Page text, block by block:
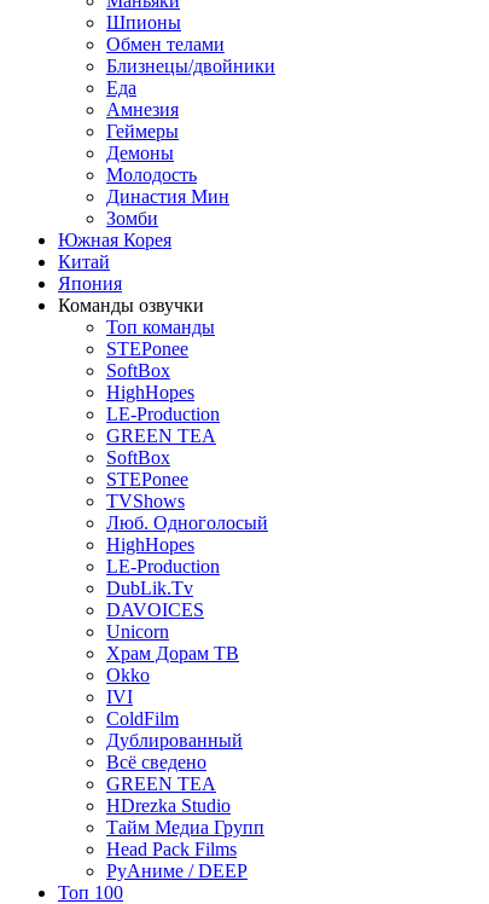
Шпионы
Обмен телами
Близнецы/двойники
Еда
Амнезия
Геймеры
Демоны
Молодость
Династия Мин
Зомби
Южная Корея
Китай
Япония
Команды озвучки
Топ команды
STEPonee
SoftBox
HighHopes
LE-Production
GREEN TEA
SoftBox
STEPonee
TVShows
Люб. Одноголосый
HighHopes
LE-Production
DubLik.Tv
DAVOICES
Unicorn
Храм Дорам ТВ
Okko
IVI
ColdFilm
Дублированный
Всё сведено
GREEN TEA
HDrezka Studio
Тайм Медиа Групп
Head Pack Films
РуАниме / DEEP
Топ 100